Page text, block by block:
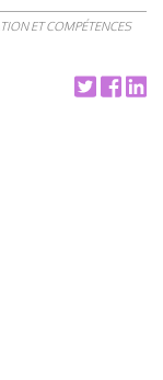
ET COMPÉTENCES